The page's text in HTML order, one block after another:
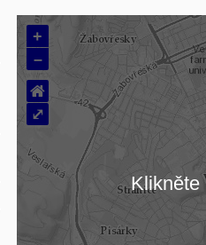
+
–
⌂
⤢
Klikněte